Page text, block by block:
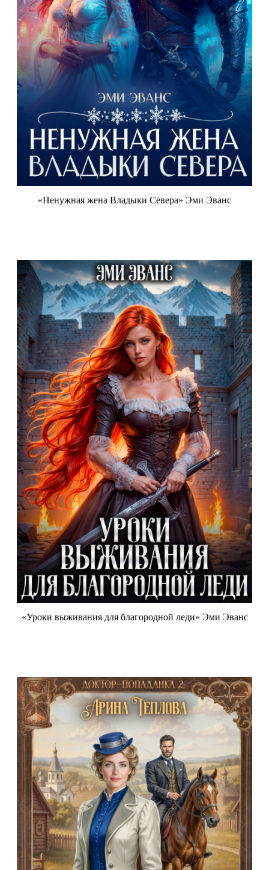
«Ненужная жена Владыки Севера» Эми Эванс
«Уроки выживания для благородной леди» Эми Эванс